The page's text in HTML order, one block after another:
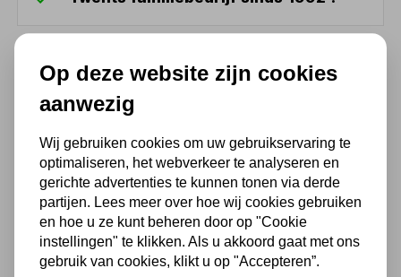
Ook handig
boring 38,1 mm
151,25
125,00 excl. BTW
Dubbelwerkende cilinder
Op deze website zijn cookies
aanwezig
Wij gebruiken cookies om uw gebruikservaring te
optimaliseren, het webverkeer te analyseren en
gerichte advertenties te kunnen tonen via derde
partijen. Lees meer over hoe wij cookies gebruiken
en hoe u ze kunt beheren door op "Cookie
instellingen" te klikken. Als u akkoord gaat met ons
gebruik van cookies, klikt u op "Accepteren”.